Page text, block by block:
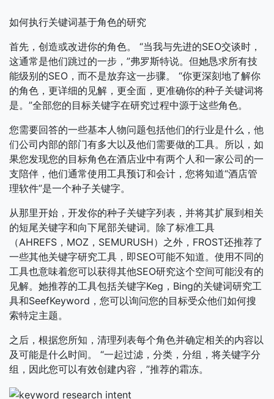
如何执行关键词基于角色的研究
首先，创造或改进你的角色。 “当我与先进的SEO交谈时，
这通常是他们跳过的一步，”弗罗斯特说。但她恳求所有技
能级别的SEO，而不是放弃这一步骤。 “你更深刻地了解你
的角色，更详细的见解，更全面，更准确你的种子关键词将
是。”全部您的目标关键字在研究过程中源于这些角色。
您需要回答的一些基本人物问题包括他们的行业是什么，他
们公司内部的部门有多大以及他们需要做的工具。所以，如
果您发现您的目标角色在酒店业中有两个人和一家公司的一
支陪伴，他们通常使用工具预订和会计，您将知道“酒店管
理软件”是一个种子关键字。
从那里开始，开发你的种子关键字列表，并将其扩展到相关
的短尾关键字和向下尾部关键词。除了标准工具
（AHREFS，MOZ，SEMURUSH）之外，FROST还推荐了
一些其他关键字研究工具，即SEO可能不知道。使用不同的
工具也意味着您可以获得其他SEO研究这个空间可能没有的
见解。她推荐的工具包括关键字Keg，Bing的关键词研究工
具和SeefKeyword，您可以询问您的目标受众他们如何搜
索特定主题。
之后，根据您所知，清理列表每个角色并确定相关的内容以
及可能是什么时间。 “一起过滤，分类，分组，将关键字分
组，因此您可以有效创建内容，”推荐的霜冻。